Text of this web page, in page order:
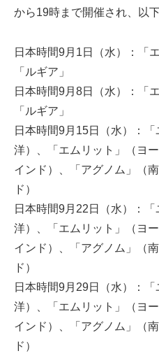
から19時まで開催され、以
日本時間9月1日（水）：「
「ルギア」
日本時間9月8日（水）：「
「ルギア」
日本時間9月15日（水）：
洋）、「エムリット」（ヨ
インド）、「アグノム」（
ド）
日本時間9月22日（水）：
洋）、「エムリット」（ヨ
インド）、「アグノム」（
ド）
日本時間9月29日（水）：
洋）、「エムリット」（ヨ
インド）、「アグノム」（
ド）